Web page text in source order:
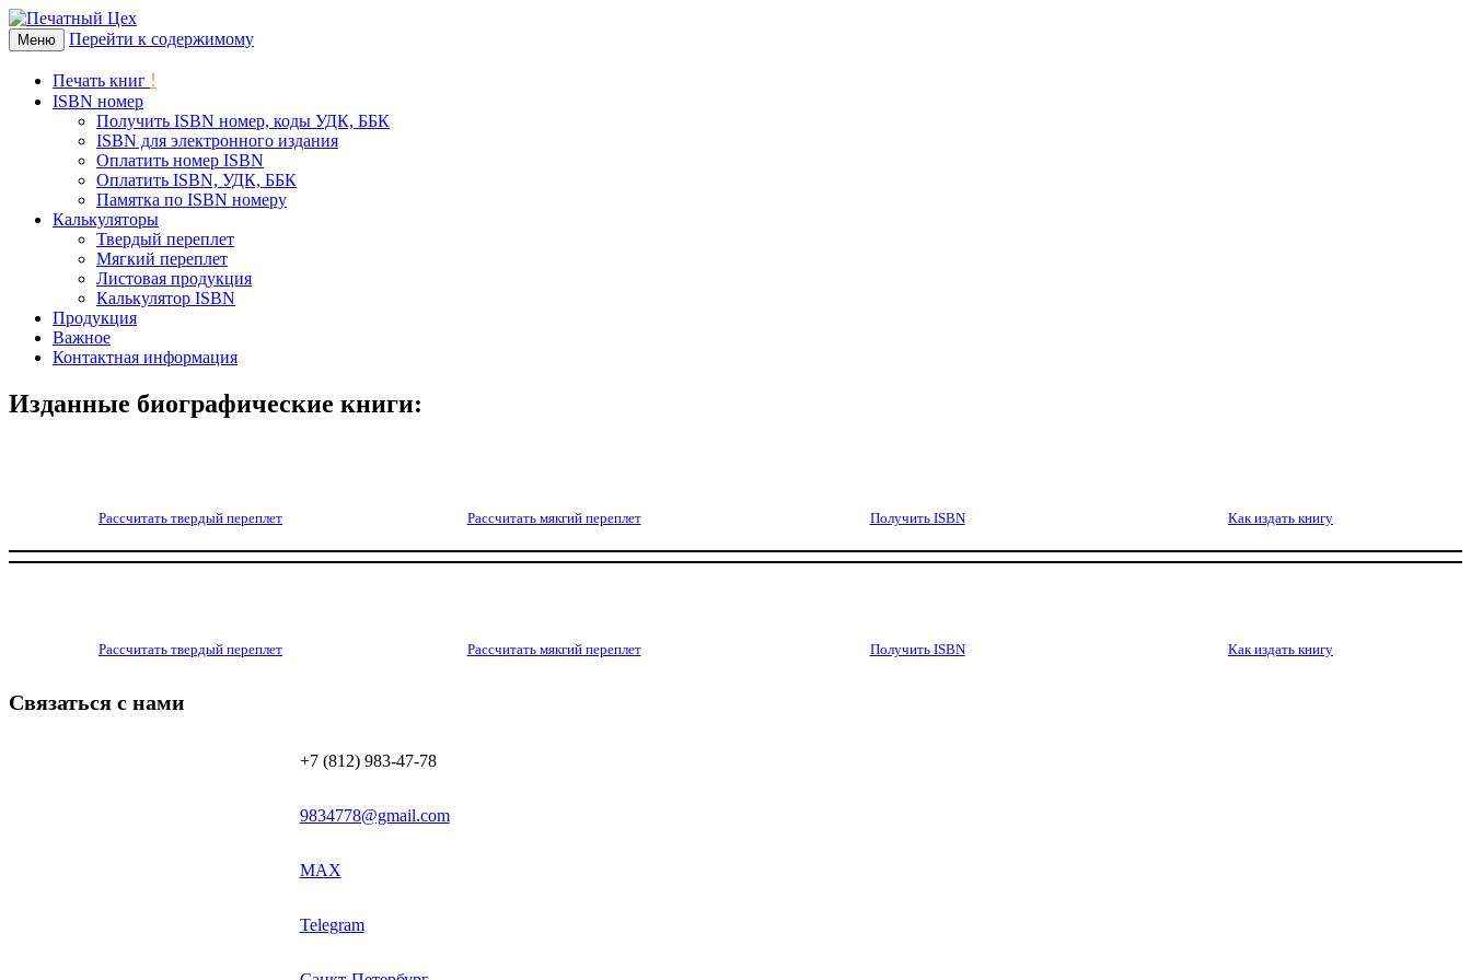
Печатный Цех
Типография и издательство в Санкт-Петербурге
Меню Перейти к содержимому
Печать книг !
ISBN номер
Получить ISBN номер, коды УДК, ББК
ISBN для электронного издания
Оплатить номер ISBN
Оплатить ISBN, УДК, ББК
Памятка по ISBN номеру
Калькуляторы
Твердый переплет
Мягкий переплет
Листовая продукция
Калькулятор ISBN
Продукция
Важное
Контактная информация
Изданные биографические книги:
Рассчитать твердый переплет Рассчитать мякгий переплет Получить ISBN Как издать книгу
Рассчитать твердый переплет Рассчитать мякгий переплет Получить ISBN Как издать книгу
Связаться с нами
+7 (812) 983-47-78
9834778@gmail.com
MAX
Telegram